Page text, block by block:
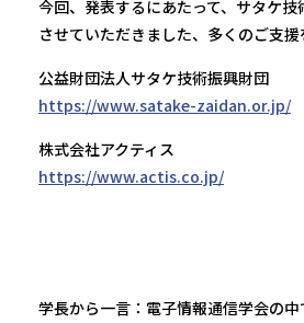
今回、発表するにあたって、サタケ
させていただきました、多くのご支
公益財団法人サタケ技術振興財団
https://www.satake-zaidan.or.jp/
株式会社アクティス
https://www.actis.co.jp/
学長から一言：電子情報通信学会の